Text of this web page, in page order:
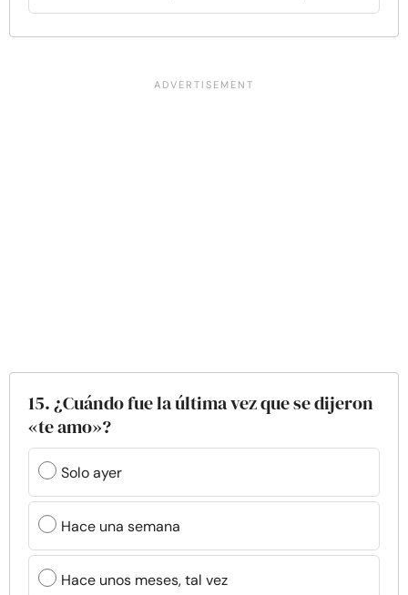
15. ¿Cuándo fue la última vez que se dijeron
«te amo»?
Solo ayer
Hace una semana
Hace unos meses, tal vez